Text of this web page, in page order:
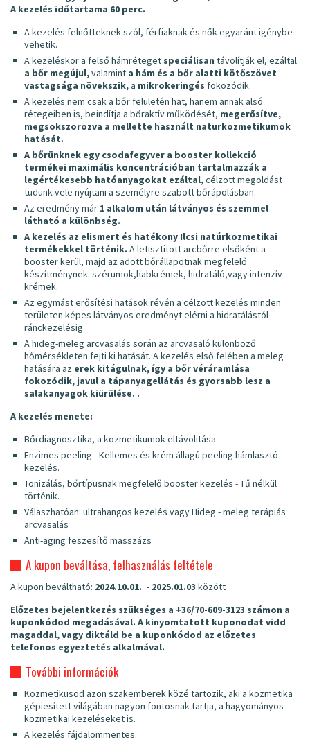
A kezelés időtartama 60 perc.
A kezelés felnőtteknek szól, férfiaknak és nők egyaránt igénybe
vehetik.
A kezeléskor a felső hámréteget speciálisan távolítják el, ezáltal
a bőr megújul,valamint a hám és a bőr alatti kötőszövet
vastagsága növekszik,a mikrokeringés fokozódik.
A kezelés nem csak a bőr felületén hat, hanem annak alsó
rétegeiben is, beindítja a bőraktív működését, megerősítve,
megsokszorozva a mellette használt naturkozmetikumok
hatását.
A bőrünknek egy csodafegyver a booster kollekció
termékei maximális koncentrációban tartalmazzák a
legértékesebb hatóanyagokat ezáltal,célzott megoldást
tudunk vele nyújtani a személyre szabott bőrápolásban.
Az eredmény már 1 alkalom után látványos és szemmel
látható a különbség.
A kezelés az elismert és hatékony Ilcsi natúrkozmetikai
termékekkel történik. A letisztitott arcbőrre elsőként a
booster kerül, majd az adott bőrállapotnak megfelelő
készítménynek: szérumok,habkrémek, hidratáló,vagy intenzív
krémek.
Az egymást erősítési hatások révén a célzott kezelés minden
területen képes látványos eredményt elérni a hidratálástól
ránckezelésig
A hideg-meleg arcvasalás során az arcvasaló különböző
hőmérsékleten fejti ki hatását. A kezelés első felében a meleg
hatására az erek kitágulnak, így a bőr véráramlása
fokozódik, javul a tápanyagellátás és gyorsabb lesz a
salakanyagok kiürülése. .
A kezelés menete:
Bőrdiagnosztika, a kozmetikumok eltávolitása
Enzimes peeling - Kellemes és krém állagú peeling hámlasztó
kezelés.
Tonizálás, bőrtípusnak megfelelő booster kezelés - Tű nélkül
történik.
Válaszhatóan: ultrahangos kezelés vagy Hideg - meleg terápiás
arcvasalás
Anti-aging feszesítő masszázs
A kupon beváltása, felhasználás feltétele
A kupon beváltható: 2024.10.01. - 2025.01.03 között
Előzetes bejelentkezés szükséges a +36/70-609-3123 számon a
kuponkódod megadásával. A kinyomtatott kuponodat vidd
magaddal, vagy diktáld be a kuponkódod az előzetes
telefonos egyeztetés alkalmával.
További információk
Kozmetikusod azon szakemberek közé tartozik, aki a kozmetika
gépiesített világában nagyon fontosnak tartja, a hagyományos
kozmetikai kezeléseket is.
A kezelés fájdalommentes.